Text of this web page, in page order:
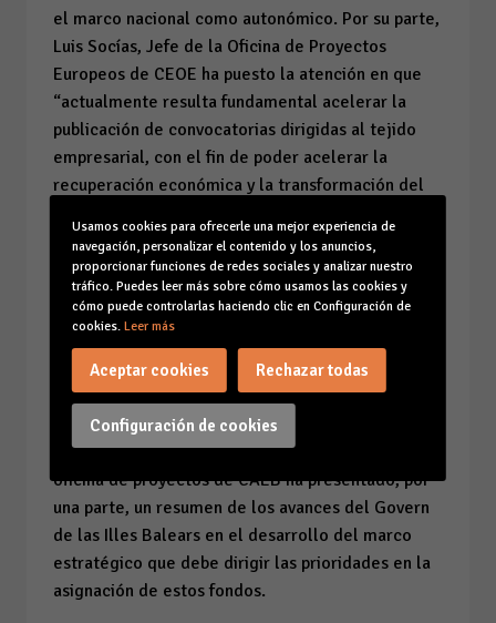
el marco nacional como autonómico. Por su parte,
Luis Socías, Jefe de la Oficina de Proyectos
Europeos de CEOE ha puesto la atención en que
“actualmente resulta fundamental acelerar la
publicación de convocatorias dirigidas al tejido
empresarial, con el fin de poder acelerar la
recuperación económica y la transformación del
Asimismo, en opinión de Socías, “es importante
acelerar la coordinación entre el Estado y las
Comunidades Autónomas para que éstas puedan
convocatorias”. En la misma línea, a su juicio, las
empresas necesitan “la máxima información,
agilidad administrativa y facilidad para la
presentación de proyectos”. En el ámbito local, la
oficina de proyectos de CAEB ha presentado, por
una parte, un resumen de los avances del Govern
de las Illes Balears en el desarrollo del marco
estratégico que debe dirigir las prioridades en la
asignación de estos fondos.
Usamos cookies para ofrecerle una mejor experiencia de
navegación, personalizar el contenido y los anuncios,
proporcionar funciones de redes sociales y analizar nuestro
tráfico. Puedes leer más sobre cómo usamos las cookies y
cómo puede controlarlas haciendo clic en Configuración de
cookies. Leer más
Configuración de cookies
Aceptar cookies Rechazar todas